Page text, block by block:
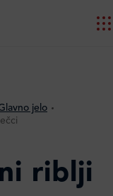
jelo
riblji